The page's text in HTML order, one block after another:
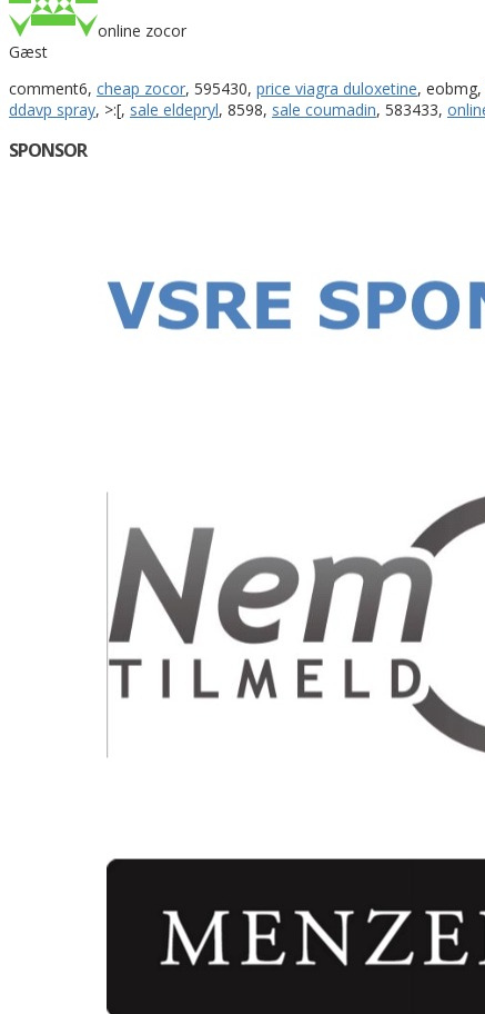
online zocor
Gæst
comment6, cheap zocor, 595430, price viagra duloxetine, eobmg,
ddavp spray, >:[, sale eldepryl, 8598, sale coumadin, 583433,
SPONSOR